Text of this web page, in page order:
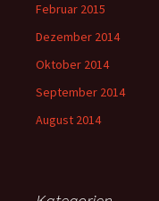
Februar 2015
Dezember 2014
Oktober 2014
September 2014
August 2014